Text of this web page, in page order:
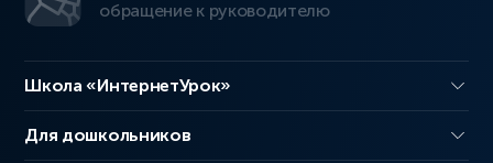
обращение к руководителю
Школа «ИнтернетУрок»
Для дошкольников